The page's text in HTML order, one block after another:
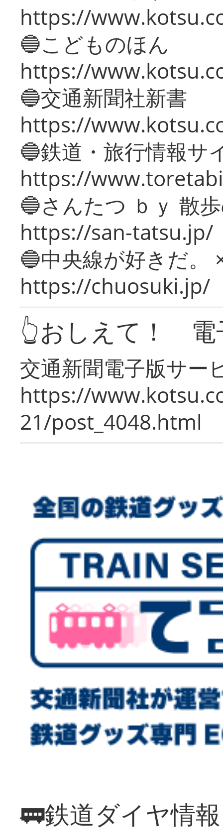
https://
🔵こどものほん
https://
🔵交通新聞社新書
https://
🔵鉄道・旅行情報サ
https://
🔵さんたつ ｂｙ 散
https://san-tatsu.jp/
🔵中央線が好きだ。
https://chuosuki.jp/
👆おしえて！ 電
交通新聞電子版サー
https://
21/post_4048.html
🚃鉄道ダイヤ情